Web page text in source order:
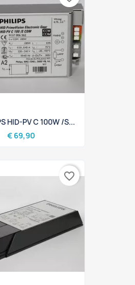
HID-PV C 100W /S...
€ 69,90
favorite_border